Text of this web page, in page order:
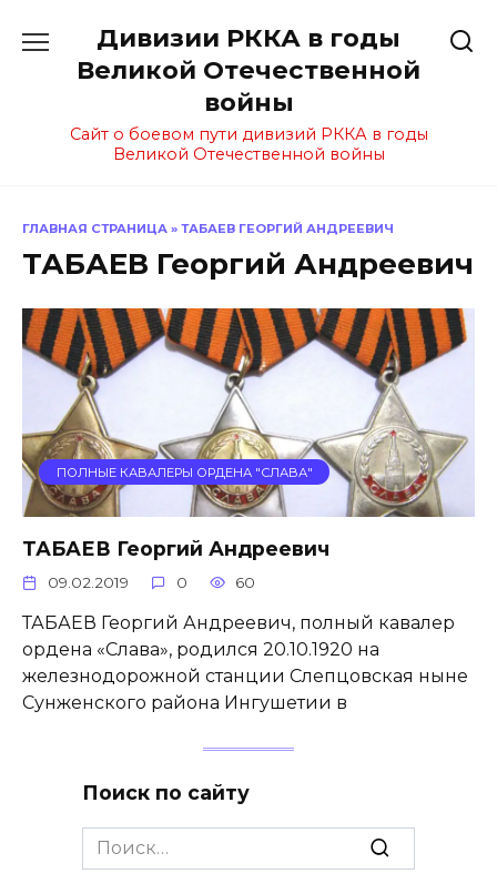
содержанию
Дивизии РККА в годы
Великой Отечественной
войны
Сайт о боевом пути дивизий РККА в годы
Великой Отечественной войны
ГЛАВНАЯ СТРАНИЦА » ТАБАЕВ ГЕОРГИЙ АНДРЕЕВИЧ
ТАБАЕВ Георгий Андреевич
ПОЛНЫЕ КАВАЛЕРЫ ОРДЕНА "СЛАВА"
ТАБАЕВ Георгий Андреевич
09.02.2019 0 60
ТАБАЕВ Георгий Андреевич, полный кавалер
ордена «Слава», родился 20.10.1920 на
железнодорожной станции Слепцовская ныне
Сунженского района Ингушетии в
Поиск по сайту
Search
for: